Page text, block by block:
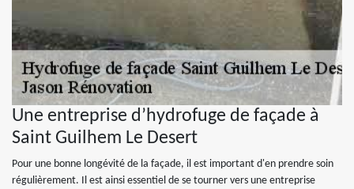
Une entreprise d’hydrofuge de façade à
Saint Guilhem Le Desert
Pour une bonne longévité de la façade, il est important d'en prendre soin
régulièrement. Il est ainsi essentiel de se tourner vers une entreprise